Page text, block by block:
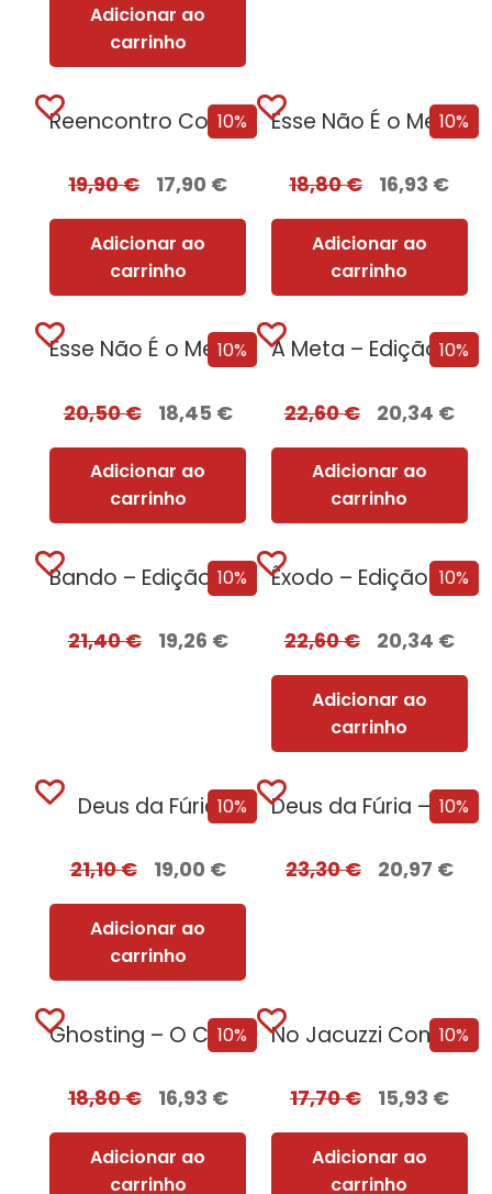
Adicionar ao
carrinho
10%
Reencontro Com o Passado – [Nova Edição]
19,90€ 17,90 €
Adicionar ao
carrinho
10%
Esse Não É o Meu Nome
18,80€ 16,93 €
Adicionar ao
carrinho
10%
Esse Não É o Meu Nome – Edição com EDGES
20,50€ 18,45 €
Adicionar ao
carrinho
10%
A Meta – Edição com EDGES
22,60€ 20,34 €
Adicionar ao
carrinho
10%
Bando – Edição com EDGES
21,40€ 19,26 €
10%
Êxodo – Edição com EDGES
22,60€ 20,34 €
Adicionar ao
carrinho
10%
Deus da Fúria
21,10€ 19,00 €
Adicionar ao
carrinho
10%
Deus da Fúria – Edição com EDGES
23,30€ 20,97 €
10%
Ghosting – O Caminho para o Sexo
18,80€ 16,93 €
Adicionar ao
carrinho
10%
No Jacuzzi Com Uma Serial Killer
17,70€ 15,93 €
Adicionar ao
carrinho